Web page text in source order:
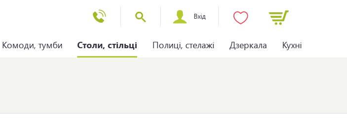
Вхід
Комоди, тумби Столи, стільці Полиці, стелажі Дзеркала Кухні